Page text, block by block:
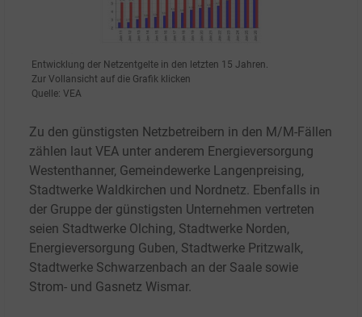
Entwicklung der Netzentgelte in den letzten 15 Jahren.
Zur Vollansicht auf die Grafik klicken
Quelle: VEA
Zu den günstigsten Netzbetreibern in den M/M-Fällen
zählen laut VEA unter anderem Energieversorgung
Westenthanner, Gemeindewerke Langenpreising,
Stadtwerke Waldkirchen und Nordnetz. Ebenfalls in
der Gruppe der günstigsten Unternehmen vertreten
seien Stadtwerke Olching, Stadtwerke Norden,
Energieversorgung Guben, Stadtwerke Pritzwalk,
Stadtwerke Schwarzenbach an der Saale sowie
Strom- und Gasnetz Wismar.